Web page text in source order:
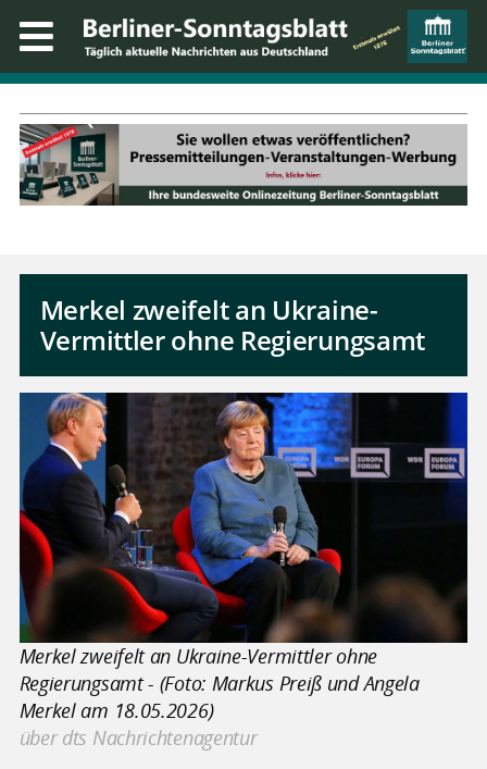
Merkel zweifelt an Ukraine-
Vermittler ohne Regierungsamt
Merkel zweifelt an Ukraine-Vermittler ohne
Regierungsamt - (Foto: Markus Preiß und Angela
Merkel am 18.05.2026)
über dts Nachrichtenagentur